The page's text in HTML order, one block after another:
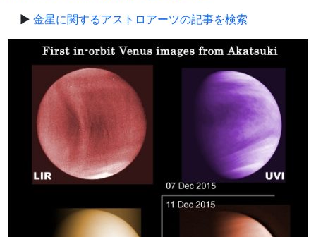
金星に関するアストロアーツの記事を検索